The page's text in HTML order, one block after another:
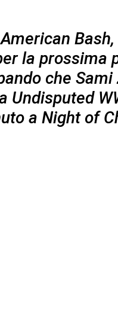
la prossima
che
Undisputed
a Night of